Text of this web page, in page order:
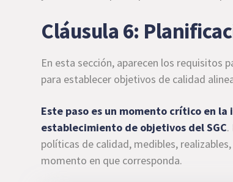
Cláusula 6:
En esta sección, aparecen los requisitos
para establecer objetivos de calidad
Este paso es un momento crítico en
establecimiento de objetivos del SGC.
políticas de calidad, medibles,
momento en que corresponda.